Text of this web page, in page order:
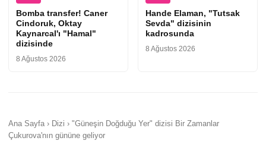
Bomba transfer! Caner
Cindoruk, Oktay
Kaynarcal'ı "Hamal"
dizisinde
8 Ağustos 2026
Hande Elaman, "Tutsak
Sevda" dizisinin
kadrosunda
8 Ağustos 2026
Ana Sayfa › Dizi › "Güneşin Doğduğu Yer" dizisi Bir Zamanlar
Çukurova'nın gününe geliyor